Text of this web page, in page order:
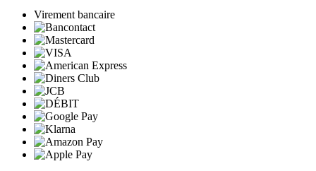
Virement bancaire